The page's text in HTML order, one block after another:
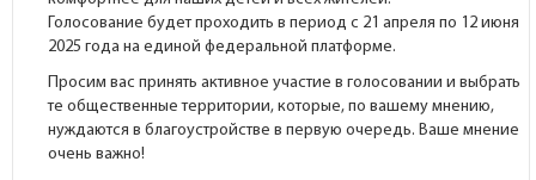
Голосование будет проходить в период с 21 апреля по 12 июня
2025 года на единой федеральной платформе.
Просим вас принять активное участие в голосовании и выбрать
те общественные территории, которые, по вашему мнению,
нуждаются в благоустройстве в первую очередь. Ваше мнение
очень важно!